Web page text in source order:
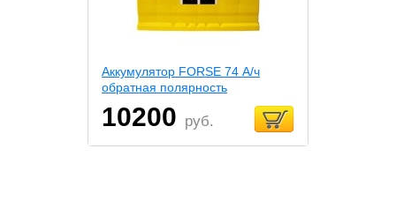
Аккумулятор FORSE 74 А/ч
обратная полярность
10200 руб.